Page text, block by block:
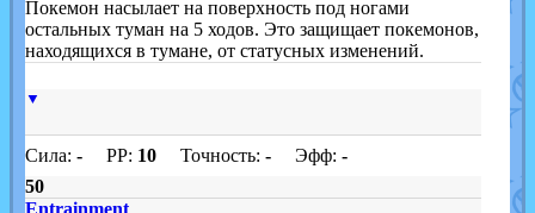
Покемон насылает на поверхность под ногами
остальных туман на 5 ходов. Это защищает покемонов,
находящихся в тумане, от статусных изменений.
▼
Сила: -PP: 10Точность: -Эфф: -
50
Entrainment